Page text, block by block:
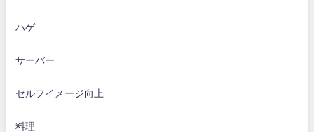
ハゲ
サーバー
セルフイメージ向上
料理